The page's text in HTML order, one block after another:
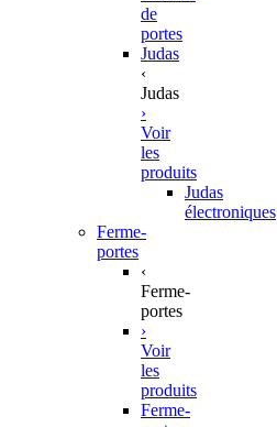
de
portes
Judas
‹
Judas
›
Voir
les
produits
Judas
électroniques
Ferme-
portes
‹
Ferme-
portes
›
Voir
les
produits
Ferme-